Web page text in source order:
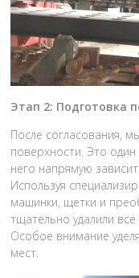
Этап 2: Подготовка
После согласования,
поверхности. Это
него напрямую
Используя
машинки, щетки и
тщательно удалили
Особое внимание
мест.